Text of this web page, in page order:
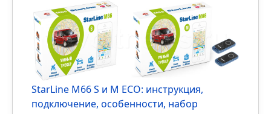
Иммобилайзер StarLine i95: инструкция,
функционал и особенности